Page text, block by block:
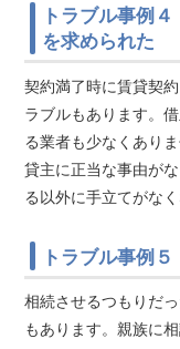
トラブル事例
を求められた
契約満了時に賃貸契
ラブルもあります。
る業者も少なくあり
貸主に正当な事由が
る以外に手立てがな
トラブル事例
相続させるつもりだ
もあります。親族に